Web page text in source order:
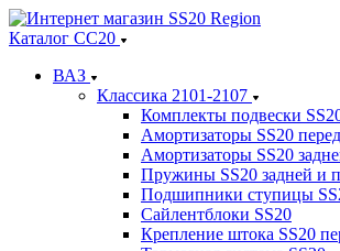
Каталог СС20
ВАЗ
Классика 2101-2107
Комплекты подвески
Амортизаторы SS20
Амортизаторы SS20
Пружины SS20 задней и
Подшипники ступицы
Сайлентблоки SS20
Крепление штока SS20